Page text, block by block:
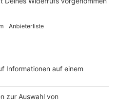
der Hooligan-Szene von
heißt es in dem
durch den